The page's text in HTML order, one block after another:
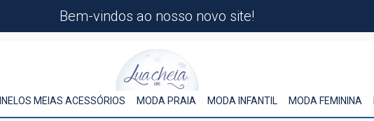
Bem-vindos ao nosso novo site!
MEIAS ACESSÓRIOS MODA PRAIA MODA INFANTIL MODA FEMININA